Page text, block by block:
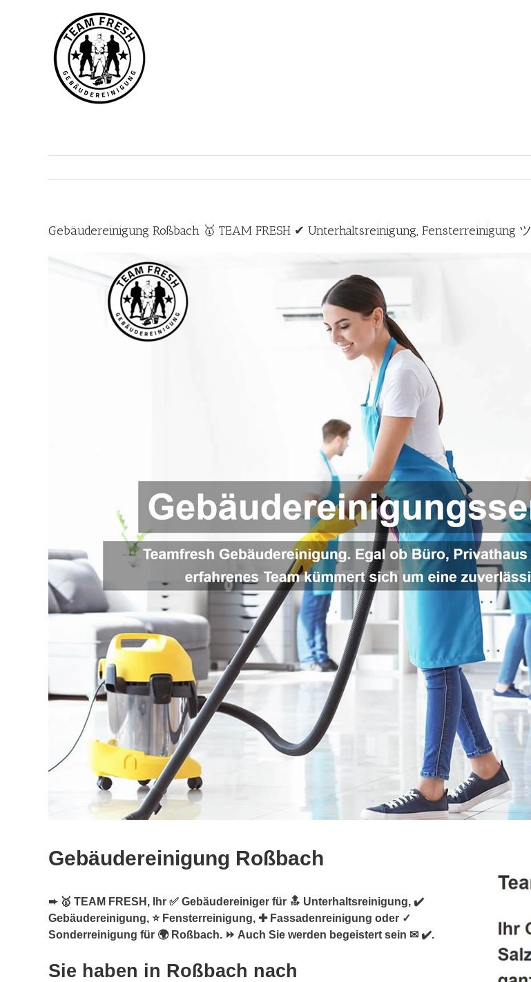
Gebäudereinigung Roßbach 🥇 TEAM FRESH ✔ Unterhaltsreinigung, Fensterreinigung ツ
Gebäudereinigung Roßbach
➨ 🥇 TEAM FRESH, Ihr ✅ Gebäudereiniger für 🔝 Unterhaltsreinigung, ✔️
Gebäudereinigung, ⭐ Fensterreinigung, ✚ Fassadenreinigung oder ✓
Sonderreinigung für 🌍 Roßbach. ⏩ Auch Sie werden begeistert sein ✉ ✔️.
Sie haben in Roßbach nach